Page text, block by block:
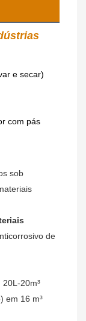
e secar)
com pás
sob
de
20m³
em 16 m³